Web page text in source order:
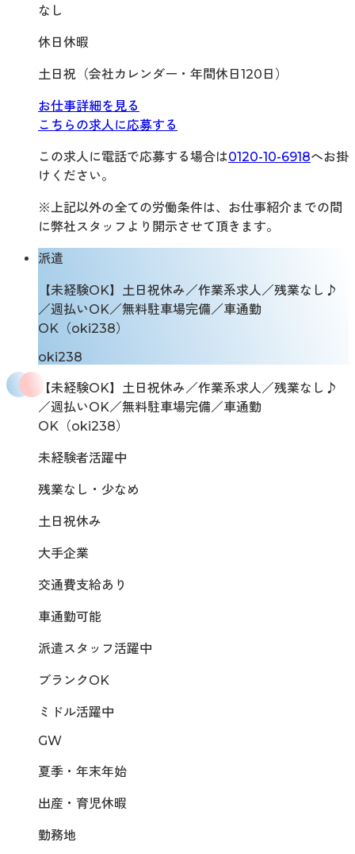
なし
休日休暇
土日祝（会社カレンダー・年間休日120日）
お仕事詳細を見る
こちらの求人に応募する
この求人に電話で応募する場合は0120-10-6918へお掛
けください。
※上記以外の全ての労働条件は、お仕事紹介までの間
に弊社スタッフより開示させて頂きます。
派遣
【未経験OK】土日祝休み／作業系求人／残業なし♪
／週払いOK／無料駐車場完備／車通勤
OK（oki238）
oki238
【未経験OK】土日祝休み／作業系求人／残業なし♪
／週払いOK／無料駐車場完備／車通勤
OK（oki238）
未経験者活躍中
残業なし・少なめ
土日祝休み
大手企業
交通費支給あり
車通勤可能
派遣スタッフ活躍中
ブランクOK
ミドル活躍中
GW
夏季・年末年始
出産・育児休暇
勤務地